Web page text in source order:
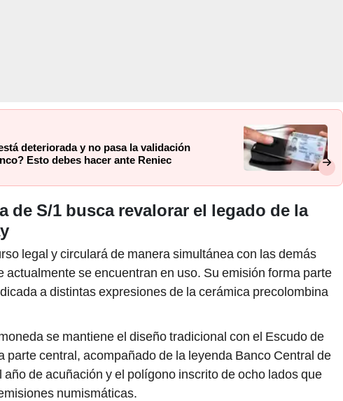
deteriorada y no pasa la validación
Esto debes hacer ante Reniec
de S/1 busca revalorar el legado de la
legal y circulará de manera simultánea con las demás
actualmente se encuentran en uso. Su emisión forma parte
a distintas expresiones de la cerámica precolombina
se mantiene el diseño tradicional con el Escudo de
parte central, acompañado de la leyenda Banco Central de
año de acuñación y el polígono inscrito de ocho lados que
numismáticas.